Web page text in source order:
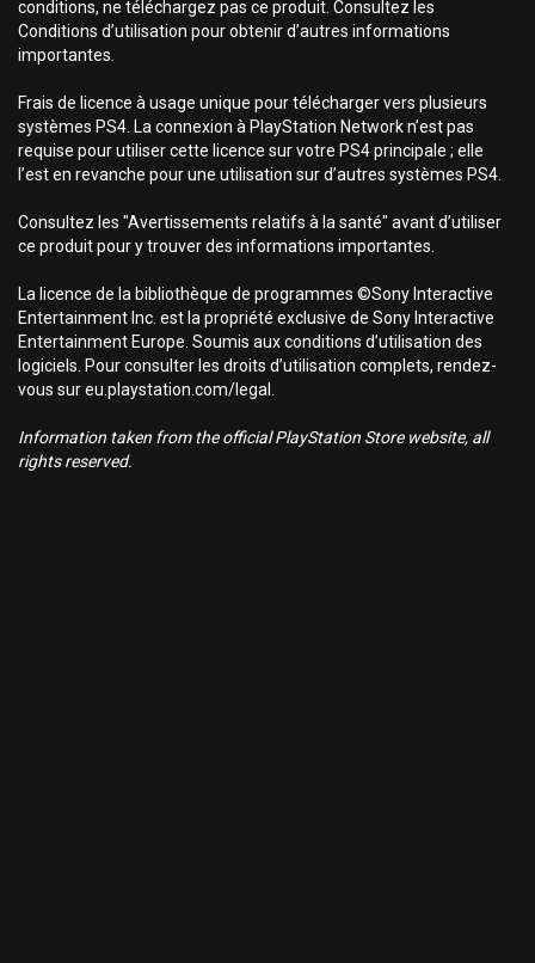
conditions, ne téléchargez pas ce produit. Consultez les
Conditions d’utilisation pour obtenir d’autres informations
importantes.
Frais de licence à usage unique pour télécharger vers plusieurs
systèmes PS4. La connexion à PlayStation Network n’est pas
requise pour utiliser cette licence sur votre PS4 principale ; elle
l’est en revanche pour une utilisation sur d’autres systèmes PS4.
Consultez les "Avertissements relatifs à la santé" avant d’utiliser
ce produit pour y trouver des informations importantes.
La licence de la bibliothèque de programmes ©Sony Interactive
Entertainment Inc. est la propriété exclusive de Sony Interactive
Entertainment Europe. Soumis aux conditions d’utilisation des
logiciels. Pour consulter les droits d’utilisation complets, rendez-
vous sur eu.playstation.com/legal.
Information taken from the official PlayStation Store website, all
rights reserved.